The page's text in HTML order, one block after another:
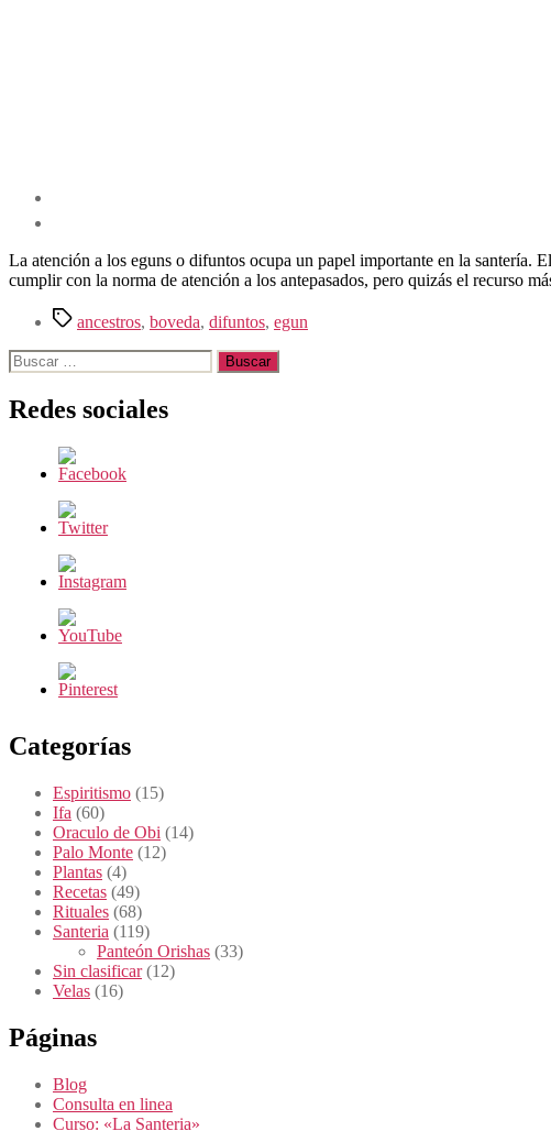
La atención a los eguns o difuntos ocupa un papel importante en la santería.
cumplir con la norma de atención a los antepasados, pero quizás el recurso
Etiquetas
ancestros, boveda, difuntos, egun
Buscar:
Redes sociales
Categorías
Espiritismo (15)
Ifa (60)
Oraculo de Obi (14)
Palo Monte (12)
Plantas (4)
Recetas (49)
Rituales (68)
Santeria (119)
Panteón Orishas (33)
Sin clasificar(12)
Velas (16)
Páginas
Blog
Consulta en linea
Curso: «La Santeria»